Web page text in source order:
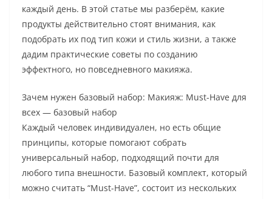
каждый день. В этой статье мы разберём, какие
продукты действительно стоят внимания, как
подобрать их под тип кожи и стиль жизни, а также
дадим практические советы по созданию
эффектного, но повседневного макияжа.
Зачем нужен базовый набор: Макияж: Must-Have для
всех — базовый набор
Каждый человек индивидуален, но есть общие
принципы, которые помогают собрать
универсальный набор, подходящий почти для
любого типа внешности. Базовый комплект, который
можно считать “Must-Have”, состоит из нескольких